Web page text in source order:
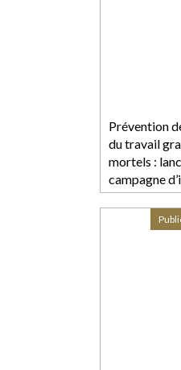
Prévention
du travail
mortels :
campagne